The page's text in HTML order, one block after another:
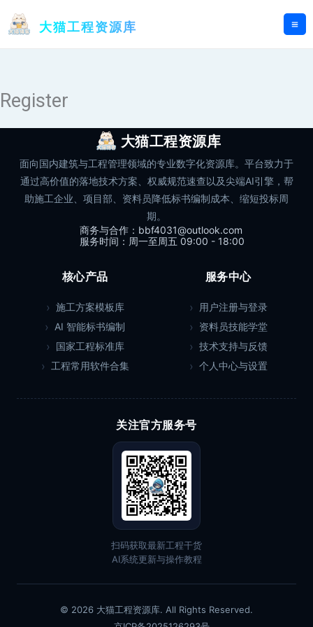
大猫工程资源库
Register
大猫工程资源库
面向国内建筑与工程管理领域的专业数字化资源库。平台致力于
通过高价值的落地技术方案、权威规范速查以及尖端AI引擎，帮
助施工企业、项目部、资料员降低标书编制成本、缩短投标周
期。
商务与合作：bbf4031@outlook.com
服务时间：周一至周五 09:00 - 18:00
核心产品
施工方案模板库
AI 智能标书编制
国家工程标准库
工程常用软件合集
服务中心
用户注册与登录
资料员技能学堂
技术支持与反馈
个人中心与设置
关注官方服务号
扫码获取最新工程干货
AI系统更新与操作教程
© 2026 大猫工程资源库. All Rights Reserved.